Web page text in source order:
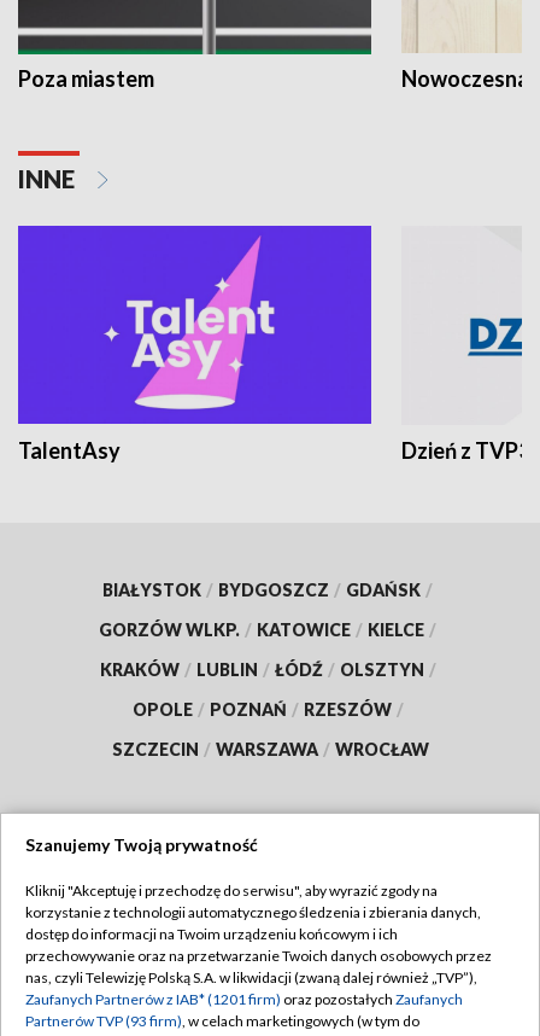
Poza miastem Nowoczesna
INNE
TalentAsy Dzień z TVP3
BIAŁYSTOK / BYDGOSZCZ / GDAŃSK /
GORZÓW WLKP. / KATOWICE / KIELCE /
KRAKÓW / LUBLIN / ŁÓDŹ / OLSZTYN /
OPOLE / POZNAŃ / RZESZÓW /
SZCZECIN / WARSZAWA / WROCŁAW
TVP
Abonament TVP
Emisja w TVP
Regulamin TVP
Polityka prywatności
Szanujemy Twoją prywatność
Kliknij "Akceptuję i przechodzę do serwisu", aby wyrazić zgody na
korzystanie z technologii automatycznego śledzenia i zbierania danych,
dostęp do informacji na Twoim urządzeniu końcowym i ich
przechowywanie oraz na przetwarzanie Twoich danych osobowych przez
nas, czyli Telewizję Polską S.A. w likwidacji (zwaną dalej również „TVP”),
Zaufanych Partnerów z IAB* (1201 firm) oraz pozostałych Zaufanych
Partnerów TVP (93 firm), w celach marketingowych (w tym do